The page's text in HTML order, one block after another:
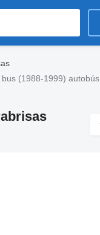
(1988-1999) autobús